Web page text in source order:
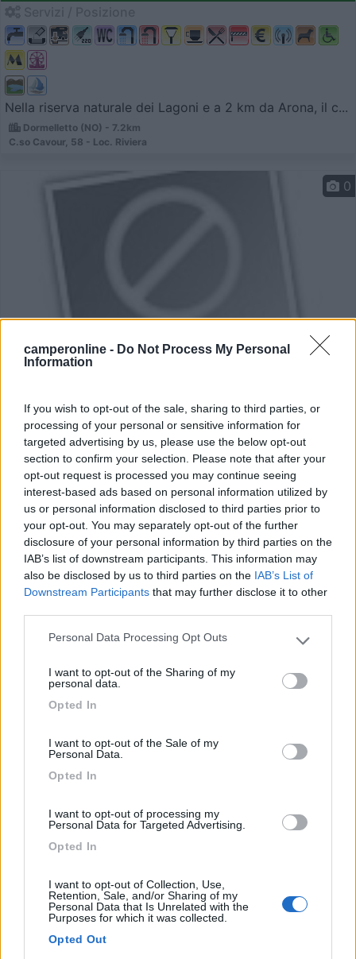
camperonline - Do Not Process My Personal
Information
If you wish to opt-out of the sale, sharing to third parties, or
processing of your personal or sensitive information for
targeted advertising by us, please use the below opt-out
section to confirm your selection. Please note that after your
opt-out request is processed you may continue seeing
interest-based ads based on personal information utilized by
us or personal information disclosed to third parties prior to
your opt-out. You may separately opt-out of the further
disclosure of your personal information by third parties on the
IAB’s list of downstream participants. This information may
also be disclosed by us to third parties on the IAB’s List of
Downstream Participants that may further disclose it to other
Please note that this website/app uses one or more Google
not limited to your visit or usage behaviour. You may click to
grant or deny consent to Google and its third-party tags to
use your data for below specified purposes in below Google
Personal Data Processing Opt Outs
I want to opt-out of the Sharing of my
personal data.
Opted In
I want to opt-out of the Sale of my
Personal Data.
Opted In
I want to opt-out of processing my
Personal Data for Targeted Advertising.
Opted In
I want to opt-out of Collection, Use,
Retention, Sale, and/or Sharing of my
Personal Data that Is Unrelated with the
Purposes for which it was collected.
Opted Out
Nella riserva naturale dei Lagoni e a 2 km da Arona, il c...
Dormelletto (NO) - 7.2km
C.so Cavour, 58 - Loc. Riviera
0
Lido Holiday Inn
0
Servizi / Posizione
Dormelletto (NO) - 7.5km
Via Marco Polo, 1
Campeggio
0
Servizi / Posizione
Sesto Calende (VA) - 7.9km